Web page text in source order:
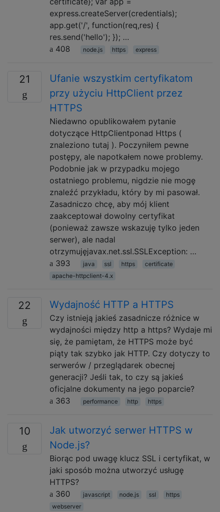
express.createServer(credentials);
app.get('/', function(req,res) {
res.send('hello'); }); …
408
node.js https express
21
Ufanie wszystkim certyfikatom
przy użyciu HttpClient przez
HTTPS
Niedawno opublikowałem pytanie
dotyczące HttpClientponad Https (
znaleziono tutaj ). Poczyniłem pewne
postępy, ale napotkałem nowe problemy.
Podobnie jak w przypadku mojego
ostatniego problemu, nigdzie nie mogę
znaleźć przykładu, który by mi pasował.
Zasadniczo chcę, aby mój klient
zaakceptował dowolny certyfikat
(ponieważ zawsze wskazuję tylko jeden
serwer), ale nadal
otrzymujęjavax.net.ssl.SSLException: …
393
java ssl https
certificate
apache-httpclient-4.x
22 Wydajność HTTP a HTTPS
Czy istnieją jakieś zasadnicze różnice w
wydajności między http a https? Wydaje mi
się, że pamiętam, że HTTPS może być
piąty tak szybko jak HTTP. Czy dotyczy to
serwerów / przeglądarek obecnej
generacji? Jeśli tak, to czy są jakieś
oficjalne dokumenty na jego poparcie?
363
performance http https
10
Jak utworzyć serwer HTTPS w
Node.js?
Biorąc pod uwagę klucz SSL i certyfikat, w
jaki sposób można utworzyć usługę
HTTPS?
360
javascript node.js ssl
https
webserver